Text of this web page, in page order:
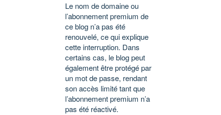
Le nom de domaine ou
l’abonnement premium de
ce blog n’a pas été
renouvelé, ce qui explique
cette interruption. Dans
certains cas, le blog peut
également être protégé par
un mot de passe, rendant
son accès limité tant que
l’abonnement premium n’a
pas été réactivé.